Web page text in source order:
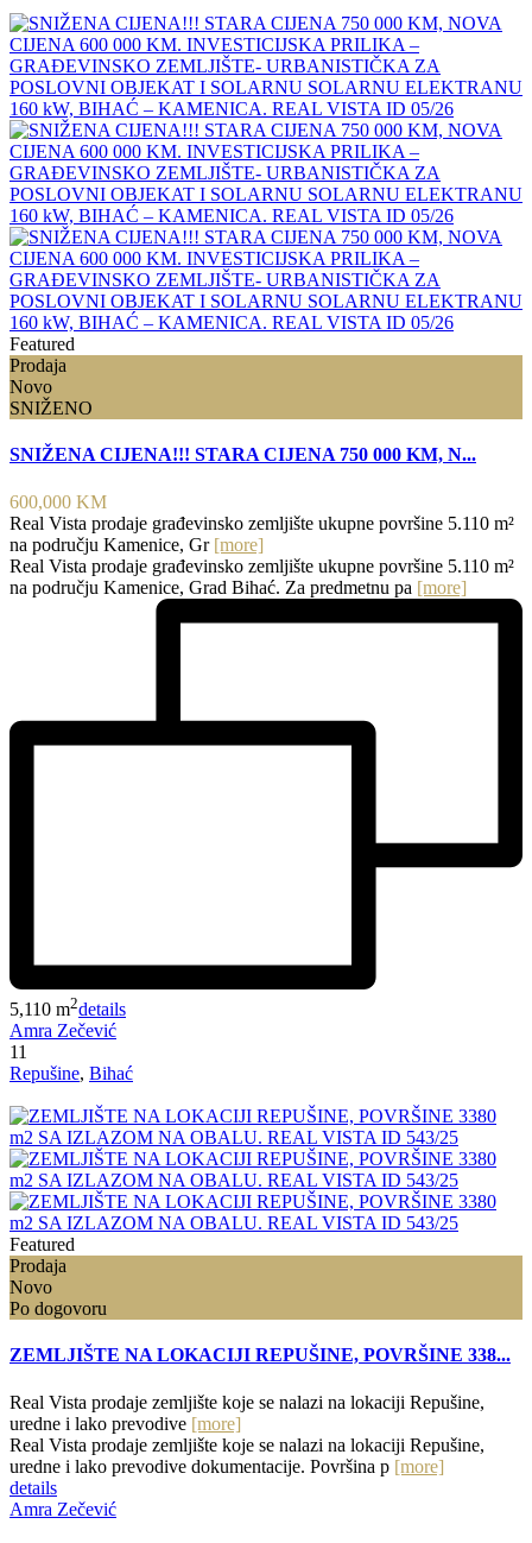
Featured
Prodaja
Novo
SNIŽENO
SNIŽENA CIJENA!!! STARA CIJENA 750 000 KM, N...
600,000 KM
Real Vista prodaje građevinsko zemljište ukupne površine 5.110 m²
na području Kamenice, Gr [more]
Real Vista prodaje građevinsko zemljište ukupne površine 5.110 m²
na području Kamenice, Grad Bihać. Za predmetnu pa [more]
5,110 m2details
Amra Zečević
11
Repušine, Bihać
Featured
Prodaja
Novo
Po dogovoru
ZEMLJIŠTE NA LOKACIJI REPUŠINE, POVRŠINE 338...
Real Vista prodaje zemljište koje se nalazi na lokaciji Repušine,
uredne i lako prevodive [more]
Real Vista prodaje zemljište koje se nalazi na lokaciji Repušine,
uredne i lako prevodive dokumentacije. Površina p [more]
details
Amra Zečević